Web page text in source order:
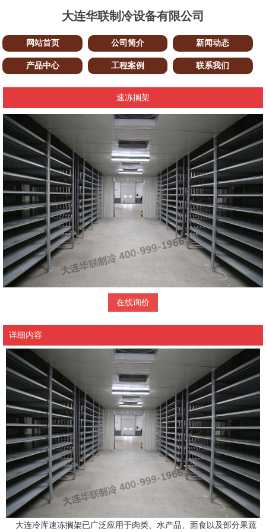
大连华联制冷设备有限公司
网站首页 公司简介 新闻动态
产品中心 工程案例 联系我们
速冻搁架
在线询价
详细内容
大连冷库速冻搁架已广泛应用于肉类、水产品、面食以及部分果蔬